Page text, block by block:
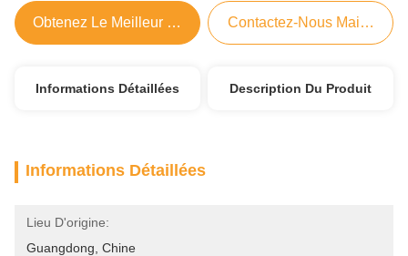
Obtenez Le Meilleur Prix Contactez-Nous Maintenant
Informations Détaillées Description Du Produit
Informations Détaillées
Lieu D'origine:
Guangdong, Chine